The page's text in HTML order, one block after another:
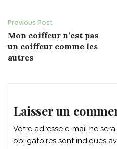
Post
navigation
Previous Post
Mon coiffeur n’est pas
un coiffeur comme les
autres
Laisser un
Votre adresse e-mail ne
obligatoires sont indiqués